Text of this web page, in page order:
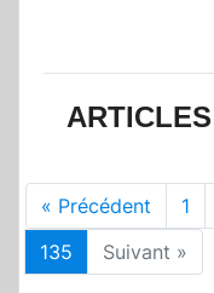
ARTICLES
« Précédent 1
135
Suivant »